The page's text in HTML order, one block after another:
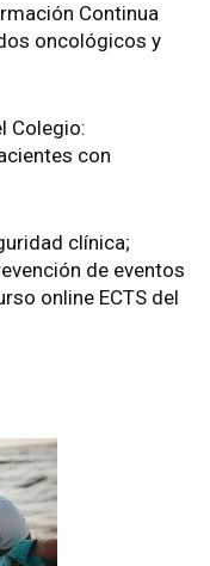
Continua
oncológicos y
Colegio:
con
clínica;
de eventos
online ECTS del